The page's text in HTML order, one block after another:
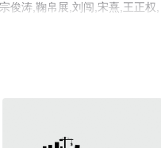
俊涛,鞠帛展,刘闯,宋熹,王正权,
电视剧全集就上天堂电影